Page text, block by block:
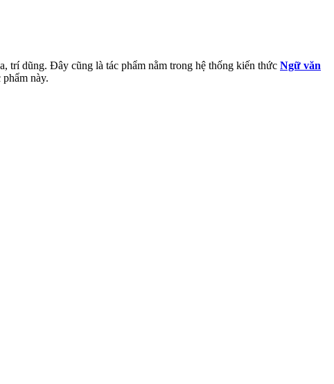
trí dũng. Đây cũng là tác phẩm nằm trong hệ thống kiến thức Ngữ văn
này.